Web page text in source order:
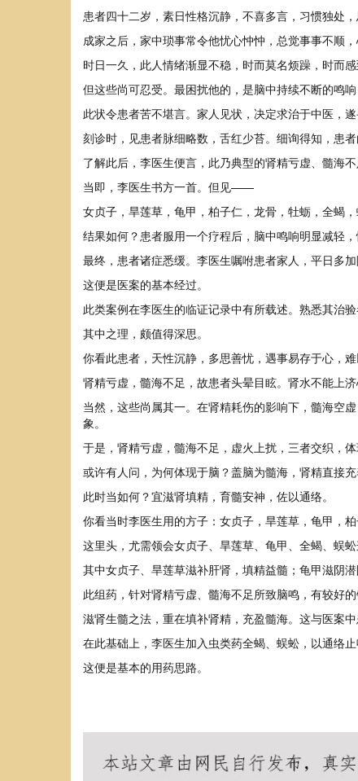
患者四十二岁，素日性格沉静，不喜多言，习惯独处，
成家之后，家中琐事常令他忧心忡忡，总觉事事不顺
时日一久，此人情绪渐显不稳，时而莫名烦躁，时而
但这些尚可忍受。最困扰他的，是脑中持续不断的鸣
此状令患者苦不堪言。家人见状，决定求治于中医，遂
刻诊时，见患者脉细略数，舌红少苔。细询得知，患
了解此后，李医生便言，此乃典型的肾精亏虚、髓海
当即，李医生书方一首。但见——
女贞子，旱莲草，龟甲，柏子仁，龙骨，牡蛎，全蝎，
结果如何？患者服用一个疗程后，脑中鸣响明显减轻
最终，患者诸症悉缓。李医生嘱咐患者家人，平日多
这便是医案的基本经过。
此类案例在李医生的临证记录中有所载述。熟悉其治
其中之理，颇值得深思。
你看此患者，天性沉静，多思善忧，遇事易存于心，
肾精亏虚，髓海不足，故患者头晕目眩。肾水不能上
当然，这些尚属其一。在肾精耗伤的影响下，髓海空
象。
于是，肾精亏虚，髓海不足，虚火上扰，三者交织，
或许有人问，为何体现于脑？盖脑为髓海，肾精直接
此时当如何？宜滋肾填精，育髓安神，佐以通络。
你看当时李医生用的方子：女贞子，旱莲草，龟甲，
这里头，尤需领会女贞子、旱莲草、龟甲、全蝎、蜈蚣
其中女贞子、旱莲草滋补肝肾，填精益髓；龟甲滋阴
此组药，针对肾精亏虚、髓海不足所致脑鸣，有较好
滋肾生髓之法，重在填补肾精，充盈髓海。这与医案
在此基础上，李医生加入虫类药全蝎、蜈蚣，以通络
这便是基本的用药思路。